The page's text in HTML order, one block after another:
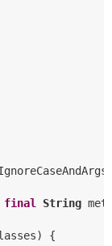
final String
{